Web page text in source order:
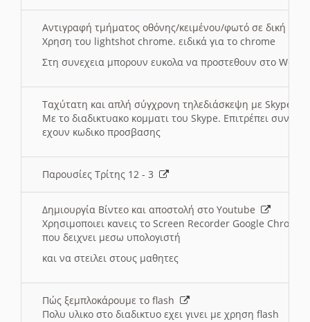
Αντιγραφή τμήματος οθόνης/κειμένου/φωτό σε δική
Χρηση του lightshot chrome. ειδικά για το chrome
Στη συνεχεια μπορουν ευκολα να προστεθουν στο Word
Ταχύτατη και απλή σύγχρονη τηλεδιάσκεψη με Skype
Με το διαδικτυακο κομματι του Skype. Επιτρέπει
εχουν κωδικο προσβασης
Παρουσίες Τρίτης 12 - 3
Δημιουργία Βίντεο και αποστολή στο Youtube
Χρησιμοποιει κανεις το Screen Recorder Google Chrome
που δειχνει μεσω υπολογιστή
και να στειλει στους μαθητες
Πώς ξεμπλοκάρουμε το flash
Πολυ υλικο στο διαδικτυο εχει γινει με χρηση flash